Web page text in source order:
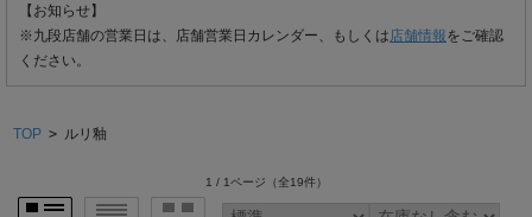
【お知らせ】
※九段店舗の営業日は、店舗営業日カレンダー、もしくは 店舗情報をご確認
ください。
TOP > ルリ釉
1 / 1ページ （全19件）